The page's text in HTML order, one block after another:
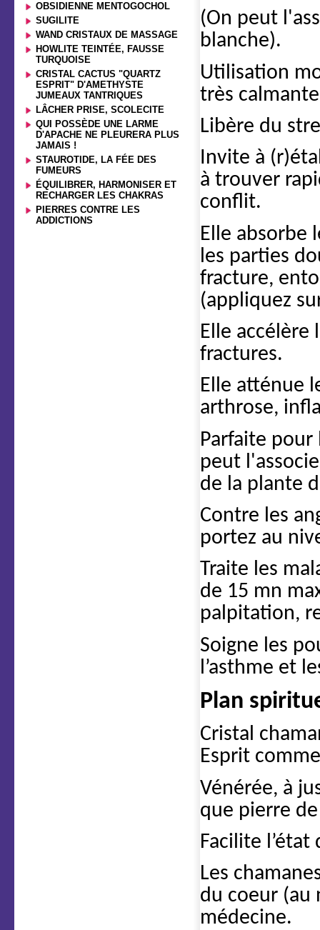
OBSIDIENNE MENTOGOCHOL
SUGILITE
WAND CRISTAUX DE MASSAGE
HOWLITE TEINTÉE, FAUSSE
TURQUOISE
CRISTAL CACTUS "QUARTZ
ESPRIT" D'AMETHYSTE
JUMEAUX TANTRIQUES
LÂCHER PRISE, SCOLECITE
QUI POSSÈDE UNE LARME
D'APACHE NE PLEURERA PLUS
JAMAIS !
STAUROTIDE, LA FÉE DES
FUMEURS
ÉQUILIBRER, HARMONISER ET
RECHARGER LES CHAKRAS
PIERRES CONTRE LES
ADDICTIONS
(On peut
blanche).
Utilisation
très
Libère du
Invite à
à trouver
conflit.
Elle absorbe
les parties
fracture,
(appliquez
Elle accélère
fractures.
Elle atténue
arthrose,
Parfaite
peut
de la plante
Contre les
portez au
Traite les
de 15 mn
palpitation,
Soigne les
l’asthme et
Plan
Cristal
Esprit
Vénérée, à
que pierre
Facilite l’état
Les
du coeur (au
médecine.